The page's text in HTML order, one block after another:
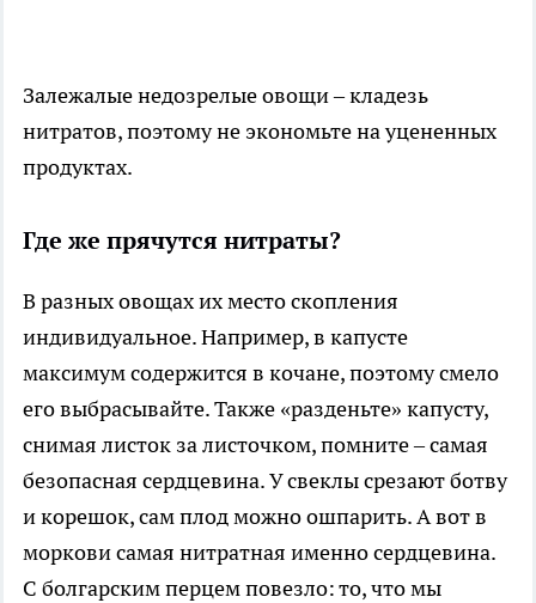
Залежалые недозрелые овощи – кладезь
нитратов, поэтому не экономьте на уцененных
продуктах.
Где же прячутся нитраты?
В разных овощах их место скопления
индивидуальное. Например, в капусте
максимум содержится в кочане, поэтому смело
его выбрасывайте. Также «разденьте» капусту,
снимая листок за листочком, помните – самая
безопасная сердцевина. У свеклы срезают ботву
и корешок, сам плод можно ошпарить. А вот в
моркови самая нитратная именно сердцевина.
С болгарским перцем повезло: то, что мы